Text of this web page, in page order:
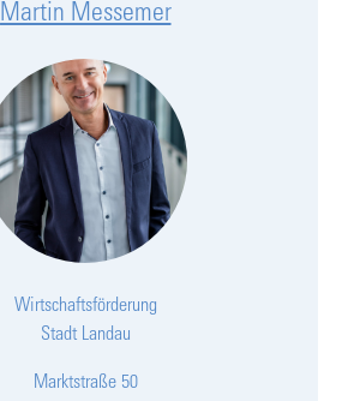
Martin Messemer
Wirtschaftsförderung
Stadt Landau
Marktstraße 50